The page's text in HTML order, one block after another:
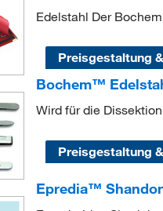
Edelstahl Der
Preisgestaltung
Bochem™
Wird für die
Preisgestaltung
Epredia™